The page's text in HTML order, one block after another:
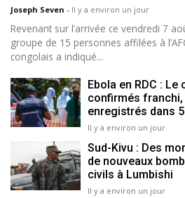
Joseph Seven - Il y a environ un jour
Revenant sur l’arrivée ce vendredi 7
groupe de 15 personnes affilées à
congolais a indiqué...
Ebola en RDC : Le
confirmés franchi,
enregistrés dans
Il y a environ un jour
Sud-Kivu : Des
de nouveaux
civils à Lumbishi
Il y a environ un jour